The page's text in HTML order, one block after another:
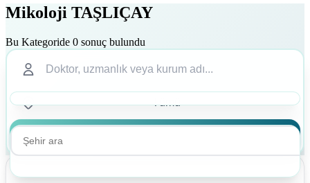
Mikoloji TAŞLIÇAY
Bu Kategoride 0 sonuç bulundu